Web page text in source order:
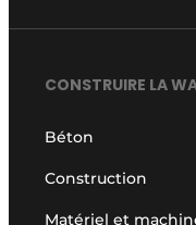
CONSTRUIRE LA
Béton
Construction
Matériel et